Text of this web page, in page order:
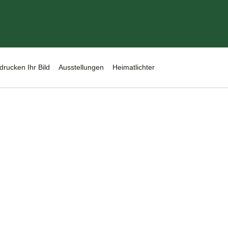
Ihr Bild Ausstellungen Heimatlichter